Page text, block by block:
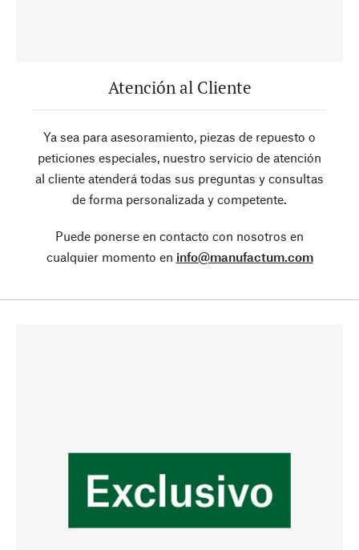
Atención al Cliente
Ya sea para asesoramiento, piezas de repuesto o
peticiones especiales, nuestro servicio de atención
al cliente atenderá todas sus preguntas y consultas
de forma personalizada y competente.
Puede ponerse en contacto con nosotros en
cualquier momento en info@manufactum.com